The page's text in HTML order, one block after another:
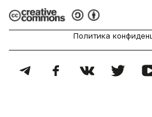
Политика